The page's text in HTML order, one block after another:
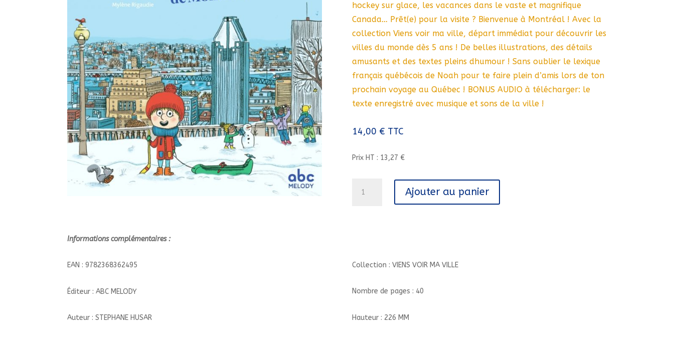
hockey sur glace, les vacances dans le vaste et magnifique
Canada… Prêt(e) pour la visite ? Bienvenue à Montréal ! Avec la
collection Viens voir ma ville, départ immédiat pour découvrir les
villes du monde dès 5 ans ! De belles illustrations, des détails
amusants et des textes pleins dhumour ! Sans oublier le lexique
français québécois de Noah pour te faire plein d’amis lors de ton
prochain voyage au Québec ! BONUS AUDIO à télécharger: le
texte enregistré avec musique et sons de la ville !
14,00 € TTC
Prix HT : 13,27 €
+
VOIR
MELODY/
Ajouter au panier
Informations complémentaires :
EAN : 9782368362495
Éditeur : ABC MELODY
Auteur : STEPHANE HUSAR
Collection : VIENS VOIR MA VILLE
Nombre de pages : 40
Hauteur : 226 MM